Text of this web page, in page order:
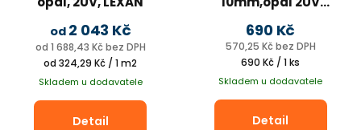
od 1 688,43 Kč bez DPH
od2 043 Kč
Měrná
cena:
od 324,29 Kč / 1 m2
Skladem u dodavatele
Detail
570,25 Kč bez DPH
690 Kč
Měrná
cena:
690 Kč / 1 ks
Skladem u dodavatele
Detail